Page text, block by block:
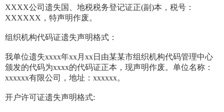
XXXX公司遗失国、地税税务登记证正(副)本，税号：
XXXXXX，特声明作废。
组织机构代码证遗失声明格式：
我单位遗失xxxx年xx月xx日由某某市组织机构代码管理中心
颁发的代码为xxxx的代码证正本，现声明作废。单位名称：
xxxxxx有限公司，地址：xxxxxx。
开户许可证遗失声明格式: